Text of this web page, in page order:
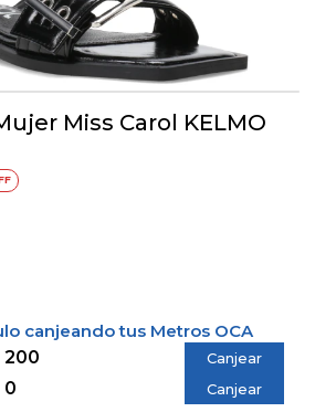
Miss Carol KELMO
canjeando tus Metros OCA
200 Canjear
0 Canjear